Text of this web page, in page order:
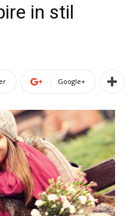
in stil
Google+